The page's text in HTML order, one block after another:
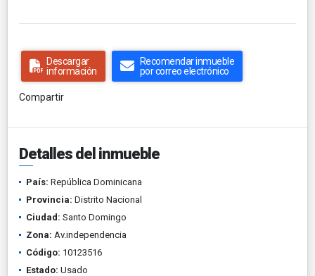
Descargar
información
Recomendar inmueble
por correo electrónico
Compartir
Detalles del inmueble
País: República Dominicana
Provincia: Distrito Nacional
Ciudad: Santo Domingo
Zona: Av.independencia
Código: 10123516
Estado: Usado